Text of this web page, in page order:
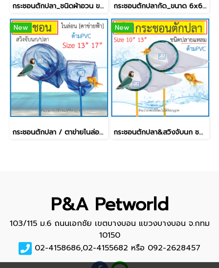
กระชอนตักปลา_ชนิดผ้าอวน ขอบหนัง / ด้ามPVC [9นิ้ว] กระชอนตักปลากัด_ขนาด 6x6 ซม.[กลม&เหลี่ยม]
New
กระชอนตักปลา / ตาข่ายไนล่อน_ด้ามPVC [ ขนาด13นิ้ว ]
New
กระชอนตักปลา&สวิงจับนก ชนิดปลายแหลม [ขนาด10"]
P&A Petworld
103/115 ม.6 ถนนเอกชัย เขตบางบอน แขวงบางบอน จ.กทม
10150
02-4158686,02-4155682 หรือ 092-2628457